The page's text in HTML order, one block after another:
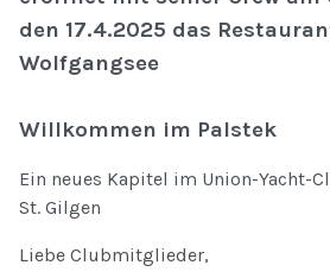
den 17.4.2025 das
Wolfgangsee
Willkommen im Palstek
Ein neues Kapitel im Union-Yacht-
St. Gilgen
Liebe Clubmitglieder,